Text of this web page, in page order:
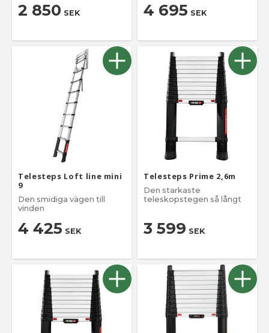
2 850 SEK 4 695 SEK
Telesteps Loft line mini
9
Den smidiga vägen till
vinden
4 425 SEK
Telesteps Prime 2,6m
Den starkaste
teleskopstegen så långt
3 599 SEK